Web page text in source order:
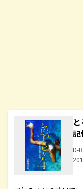
D-